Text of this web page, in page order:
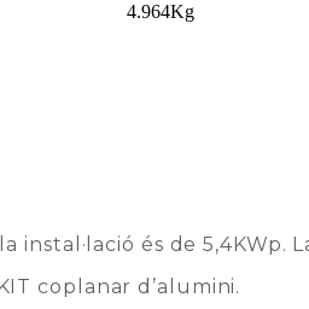
4.964Kg
és de 5,4KWp.
coplanar d’alumini.